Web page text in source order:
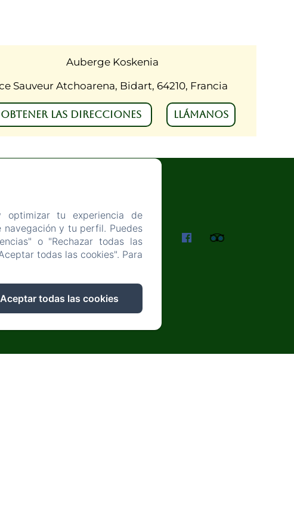
Auberge Koskenia
Sauveur Atchoarena, Bidart, 64210, Francia
OBTENER LAS DIRECCIONES LLÁMANOS
optimizar tu experiencia de
y tu perfil. Puedes
o "Rechazar todas las
todas las cookies". Para
Aceptar todas las cookies